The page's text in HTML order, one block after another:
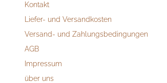
Kontakt
Liefer- und Versandkosten
Versand- und Zahlungsbedingungen
AGB
Impressum
über uns